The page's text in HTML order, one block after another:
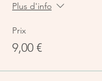
Plus d'info
Prix
9,00 €